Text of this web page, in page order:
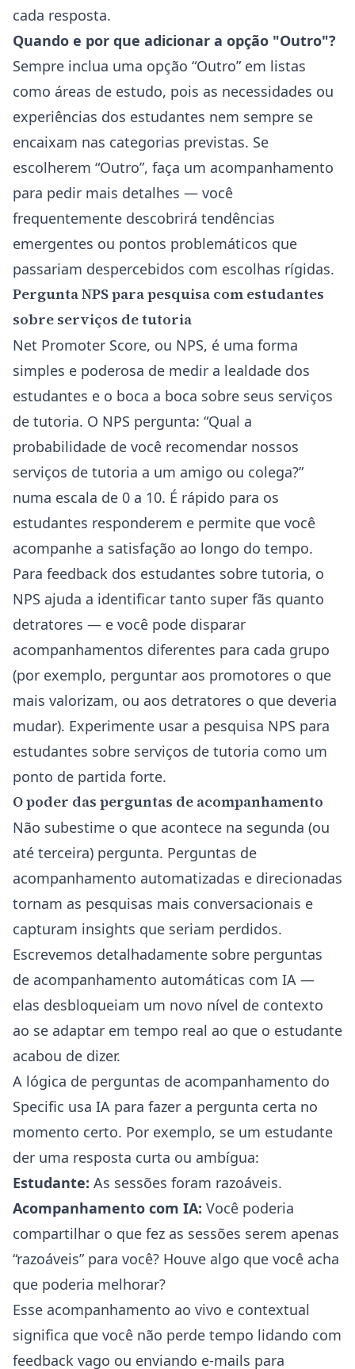
cada resposta.
Quando e por que adicionar a opção "Outro"?
Sempre inclua uma opção “Outro” em listas
como áreas de estudo, pois as necessidades ou
experiências dos estudantes nem sempre se
encaixam nas categorias previstas. Se
escolherem “Outro”, faça um acompanhamento
para pedir mais detalhes — você
frequentemente descobrirá tendências
emergentes ou pontos problemáticos que
passariam despercebidos com escolhas rígidas.
Pergunta NPS para pesquisa com estudantes
sobre serviços de tutoria
Net Promoter Score, ou NPS, é uma forma
simples e poderosa de medir a lealdade dos
estudantes e o boca a boca sobre seus serviços
de tutoria. O NPS pergunta: “Qual a
probabilidade de você recomendar nossos
serviços de tutoria a um amigo ou colega?”
numa escala de 0 a 10. É rápido para os
estudantes responderem e permite que você
acompanhe a satisfação ao longo do tempo.
Para feedback dos estudantes sobre tutoria, o
NPS ajuda a identificar tanto super fãs quanto
detratores — e você pode disparar
acompanhamentos diferentes para cada grupo
(por exemplo, perguntar aos promotores o que
mais valorizam, ou aos detratores o que deveria
mudar). Experimente usar a pesquisa NPS para
estudantes sobre serviços de tutoria como um
ponto de partida forte.
O poder das perguntas de acompanhamento
Não subestime o que acontece na segunda (ou
até terceira) pergunta. Perguntas de
acompanhamento automatizadas e direcionadas
tornam as pesquisas mais conversacionais e
capturam insights que seriam perdidos.
Escrevemos detalhadamente sobre perguntas
de acompanhamento automáticas com IA —
elas desbloqueiam um novo nível de contexto
ao se adaptar em tempo real ao que o estudante
acabou de dizer.
A lógica de perguntas de acompanhamento do
Specific usa IA para fazer a pergunta certa no
momento certo. Por exemplo, se um estudante
der uma resposta curta ou ambígua:
Estudante: As sessões foram razoáveis.
Acompanhamento com IA: Você poderia
compartilhar o que fez as sessões serem apenas
“razoáveis” para você? Houve algo que você acha
que poderia melhorar?
Esse acompanhamento ao vivo e contextual
significa que você não perde tempo lidando com
feedback vago ou enviando e-mails para